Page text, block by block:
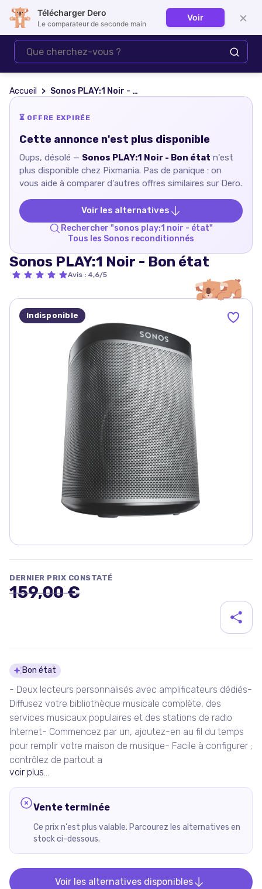
Se connecter
Accueil Sonos PLAY:1 Noir - Bon état
⏳ OFFRE EXPIRÉE
Cette annonce n'est plus disponible
Oups, désolé — Sonos PLAY:1 Noir - Bon état n'est
plus disponible chez Pixmania. Pas de panique : on
vous aide à comparer d'autres offres similaires sur Dero.
Voir les alternatives
Rechercher "sonos play:1 noir - état"
Tous les Sonos reconditionnés
Sonos PLAY:1 Noir - Bon état
Avis : 4,6/5
Indisponible
DERNIER PRIX CONSTATÉ
159,00 €
Détails du produit
Bon état
- Deux lecteurs personnalisés avec amplificateurs dédiés-
Diffusez votre bibliothèque musicale complète, des
services musicaux populaires et des stations de radio
Internet- Commencez par un, ajoutez-en au fil du temps
pour remplir votre maison de musique- Facile à configurer ;
contrôlez de partout a
voir plus...
Vente terminée
Ce prix n'est plus valable. Parcourez les alternatives en
stock ci-dessous.
Voir les alternatives disponibles
Télécharger Dero
Le comparateur de seconde main
Voir ×